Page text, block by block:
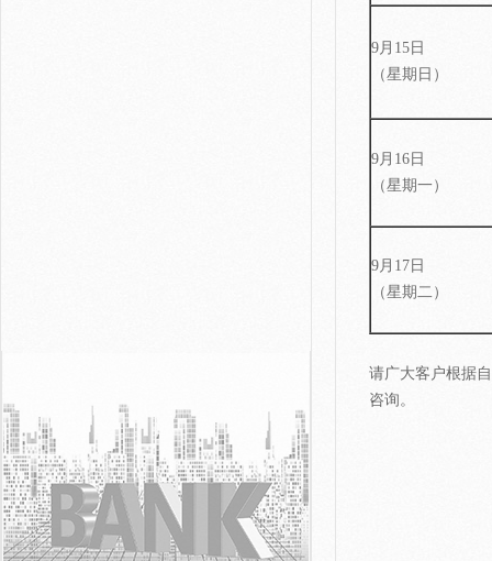
9月15日
（星期日）
9月16日
（星期一）
9月17日
（星期二）
请广大客户根据
咨询。